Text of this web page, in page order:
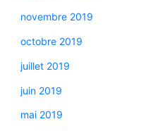
novembre 2019
octobre 2019
juillet 2019
juin 2019
mai 2019